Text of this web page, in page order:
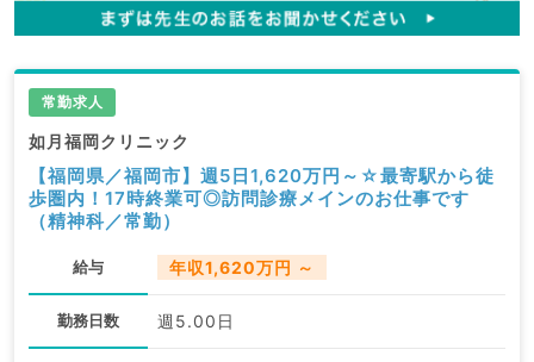
常勤求人
如月福岡クリニック
【福岡県／福岡市】週5日1,620万円～☆最寄駅から徒
歩圏内！17時終業可◎訪問診療メインのお仕事です
（精神科／常勤）
給与 年収1,620万円 ～
勤務日数 週5.00日